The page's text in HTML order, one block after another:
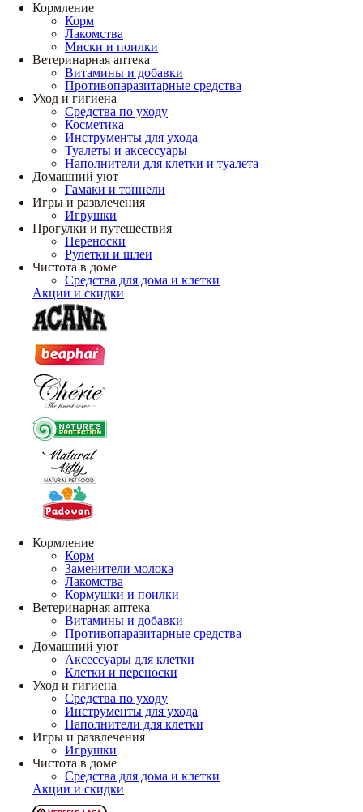
Кормление
Корм
Лакомства
Миски и поилки
Ветеринарная аптека
Витамины и добавки
Противопаразитарные средства
Уход и гигиена
Средства по уходу
Косметика
Инструменты для ухода
Туалеты и аксессуары
Наполнители для клетки и туалета
Домашний уют
Гамаки и тоннели
Игры и развлечения
Игрушки
Прогулки и путешествия
Переноски
Рулетки и шлеи
Чистота в доме
Средства для дома и клетки
Акции и скидки
Кормление
Корм
Заменители молока
Лакомства
Кормушки и поилки
Ветеринарная аптека
Витамины и добавки
Противопаразитарные средства
Домашний уют
Аксессуары для клетки
Клетки и переноски
Уход и гигиена
Средства по уходу
Инструменты для ухода
Наполнители для клетки
Игры и развлечения
Игрушки
Чистота в доме
Средства для дома и клетки
Акции и скидки